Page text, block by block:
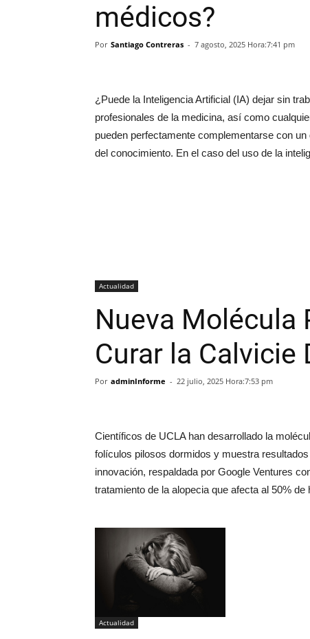
médicos?
Por Santiago Contreras - 7 agosto, 2025 Hora:7:41 pm
¿Puede la Inteligencia Artificial (IA) dejar sin
profesionales de la medicina, así como
pueden perfectamente complementarse con
del conocimiento. En el caso del uso de la
Actualidad
Nueva Molécula
Curar la
Por adminInforme - 22 julio, 2025 Hora:7:53 pm
Científicos de UCLA han desarrollado la
folículos pilosos dormidos y muestra
innovación, respaldada por Google Ventures
tratamiento de la alopecia que afecta al 50%
Actualidad